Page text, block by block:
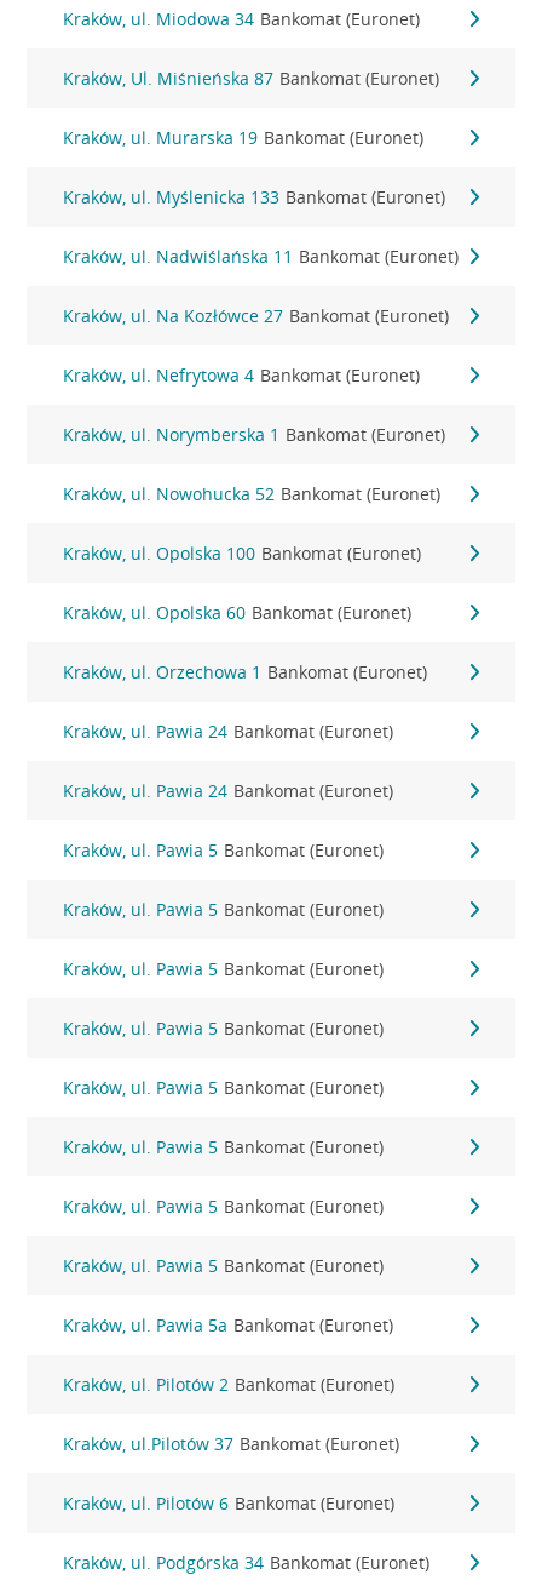
Kraków, ul. Miodowa 34 Bankomat (Euronet)
Kraków, Ul. Miśnieńska 87 Bankomat (Euronet)
Kraków, ul. Murarska 19 Bankomat (Euronet)
Kraków, ul. Myślenicka 133 Bankomat (Euronet)
Kraków, ul. Nadwiślańska 11 Bankomat (Euronet)
Kraków, ul. Na Kozłówce 27 Bankomat (Euronet)
Kraków, ul. Nefrytowa 4 Bankomat (Euronet)
Kraków, ul. Norymberska 1 Bankomat (Euronet)
Kraków, ul. Nowohucka 52 Bankomat (Euronet)
Kraków, ul. Opolska 100 Bankomat (Euronet)
Kraków, ul. Opolska 60 Bankomat (Euronet)
Kraków, ul. Orzechowa 1 Bankomat (Euronet)
Kraków, ul. Pawia 24 Bankomat (Euronet)
Kraków, ul. Pawia 24 Bankomat (Euronet)
Kraków, ul. Pawia 5 Bankomat (Euronet)
Kraków, ul. Pawia 5 Bankomat (Euronet)
Kraków, ul. Pawia 5 Bankomat (Euronet)
Kraków, ul. Pawia 5 Bankomat (Euronet)
Kraków, ul. Pawia 5 Bankomat (Euronet)
Kraków, ul. Pawia 5 Bankomat (Euronet)
Kraków, ul. Pawia 5 Bankomat (Euronet)
Kraków, ul. Pawia 5 Bankomat (Euronet)
Kraków, ul. Pawia 5a Bankomat (Euronet)
Kraków, ul. Pilotów 2 Bankomat (Euronet)
Kraków, ul.Pilotów 37 Bankomat (Euronet)
Kraków, ul. Pilotów 6 Bankomat (Euronet)
Kraków, ul. Podgórska 34 Bankomat (Euronet)